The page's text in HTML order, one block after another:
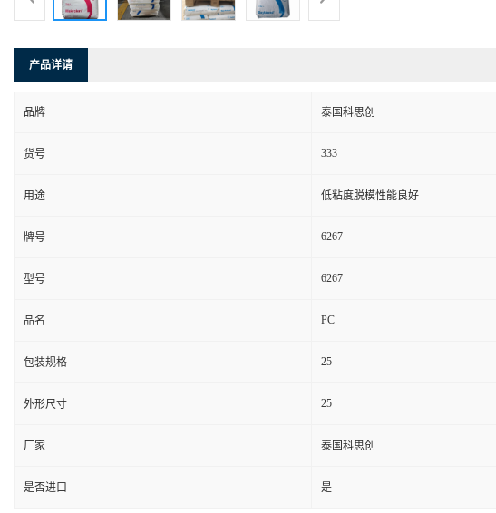
产品详请
品牌 泰国科思创
货号 333
用途 低粘度脱模性能良好
牌号 6267
型号 6267
品名 PC
包装规格 25
外形尺寸 25
厂家 泰国科思创
是否进口 是